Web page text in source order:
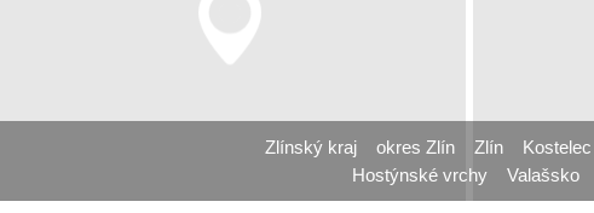
Zlínský kraj okres Zlín Zlín Kostelec
Hostýnské vrchy
Valašsko